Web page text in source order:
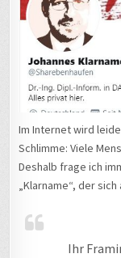
Im Internet wird
Schlimme: Viele
Deshalb frage ich
„Klarname“, der
Ihr